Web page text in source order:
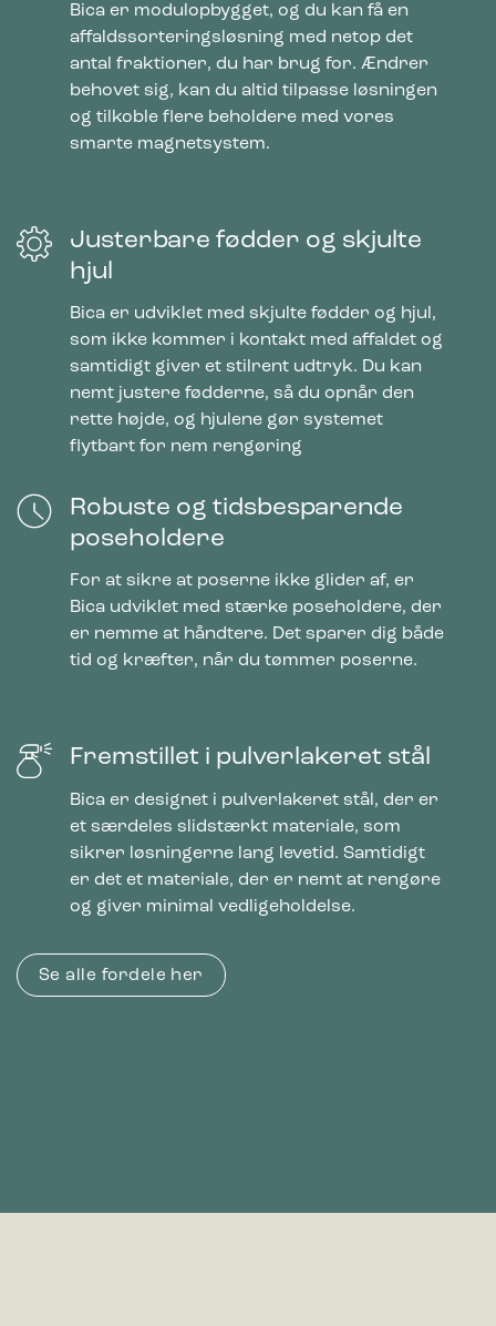
Bica er modulopbygget, og du kan få en
affaldssorteringsløsning med netop det
antal fraktioner, du har brug for. Ændrer
behovet sig, kan du altid tilpasse løsningen
og tilkoble flere beholdere med vores
smarte magnetsystem.
Justerbare fødder og skjulte
hjul
Bica er udviklet med skjulte fødder og hjul,
som ikke kommer i kontakt med affaldet og
samtidigt giver et stilrent udtryk. Du kan
nemt justere fødderne, så du opnår den
rette højde, og hjulene gør systemet
flytbart for nem rengøring
Robuste og tidsbesparende
poseholdere
For at sikre at poserne ikke glider af, er
Bica udviklet med stærke poseholdere, der
er nemme at håndtere. Det sparer dig både
tid og kræfter, når du tømmer poserne.
Fremstillet i pulverlakeret stål
Bica er designet i pulverlakeret stål, der er
et særdeles slidstærkt materiale, som
sikrer løsningerne lang levetid. Samtidigt
er det et materiale, der er nemt at rengøre
og giver minimal vedligeholdelse.
Se alle fordele her